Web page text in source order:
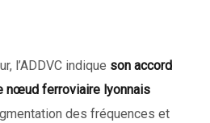
l’ADDVC indique son accord
nœud ferroviaire lyonnais
des fréquences et